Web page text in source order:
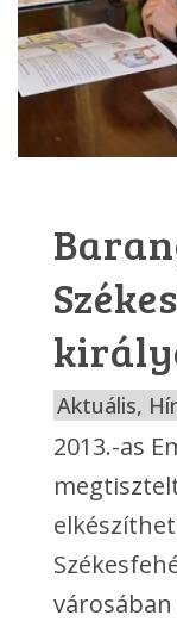
Aktuális,
2013.-as